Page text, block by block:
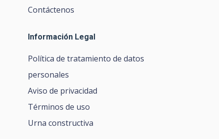
Contáctenos
Información Legal
Política de tratamiento de datos
personales
Aviso de privacidad
Términos de uso
Urna constructiva